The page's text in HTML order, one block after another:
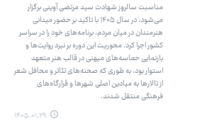
مناسبت سالروز شهادت سید مرتضی آوینی برگزار
می‌شود، در سال ۱۴۰۵ با تاکید بر حضور میدانی
هنرمندان در میان مردم، برنامه‌های خود را در سراسر
کشور اجرا کرد. محوریت این دوره بر نبرد روایت‌ها و
بازنمایی حماسه‌های میهنی در قالب هنر متعهد
استوار بود، به طوری که صحنه‌های تئاتر و محافل شعر
از تالارها به میادین اصلی شهرها و قرارگاه‌های
فرهنگی منتقل شدند.
۱۴۰۵.۰۱.۲۹